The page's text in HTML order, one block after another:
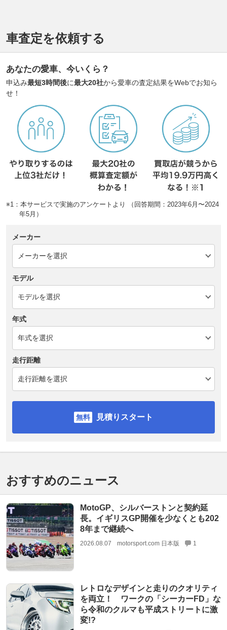
車査定を依頼する
あなたの愛車、今いくら？
申込み最短3時間後に最大20社から愛車の査定結果をWebでお知ら
せ！
※1：本サービスで実施のアンケートより （回答期間：2023年6月〜2024
年5月）
メーカー
モデル
年式
走行距離
見積りスタート
おすすめのニュース
MotoGP、シルバーストンと契約延
長。イギリスGP開催を少なくとも202
8年まで継続へ
2026.08.07 motorsport.com 日本版 1
レトロなデザインと走りのクオリティ
を両立！ ワークの「シーカーFD」な
ら令和のクルマも平成ストリートに激
変!?